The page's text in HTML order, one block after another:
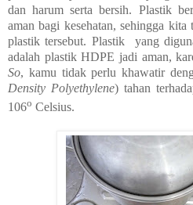
dan harum serta bersih. Plastik
aman bagi kesehatan, sehingga
plastik tersebut. Plastik yang
adalah plastik HDPE jadi aman,
So, kamu tidak perlu khawatir
Density Polyethylene) tahan
106o Celsius.